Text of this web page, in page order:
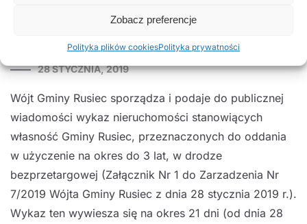
Zobacz preferencje
Polityka plików cookiesPolityka prywatności
do 3 lat, w drodze
bezprzetargowej.
28 STYCZNIA, 2019
Wójt Gminy Rusiec sporządza i podaje do publicznej
wiadomości wykaz nieruchomości stanowiących
własność Gminy Rusiec, przeznaczonych do oddania
w użyczenie na okres do 3 lat, w drodze
bezprzetargowej (Załącznik Nr 1 do Zarzadzenia Nr
7/2019 Wójta Gminy Rusiec z dnia 28 stycznia 2019 r.).
Wykaz ten wywiesza się na okres 21 dni (od dnia 28